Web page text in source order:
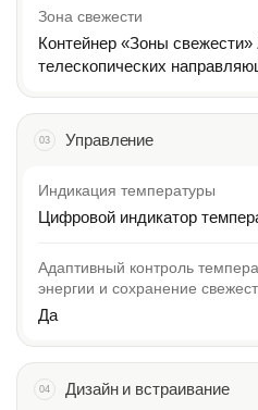
Зона свежести
Контейнер «Зоны свежести»
телескопических
03 Управление
Индикация температуры
Цифровой индикатор
Адаптивный контроль
энергии и сохранение
Да
04 Дизайн и встраивание